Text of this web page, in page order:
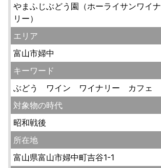
やまふじぶどう園（ホーライサンワイナ
リー）
エリア
富山市婦中
キーワード
ぶどう ワイン ワイナリー カフェ
対象物の時代
昭和戦後
所在地
富山県富山市婦中町吉谷1-1